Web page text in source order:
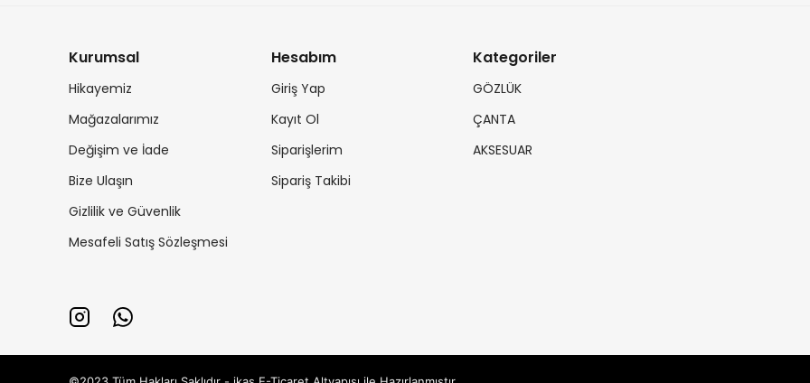
Kurumsal
Hikayemiz
Mağazalarımız
Değişim ve İade
Bize Ulaşın
Gizlilik ve Güvenlik
Mesafeli Satış Sözleşmesi
Hesabım
Giriş Yap
Kayıt Ol
Siparişlerim
Sipariş Takibi
Kategoriler
GÖZLÜK
ÇANTA
AKSESUAR